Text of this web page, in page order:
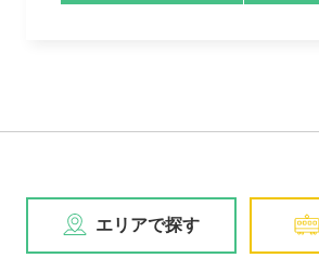
エリアで探す